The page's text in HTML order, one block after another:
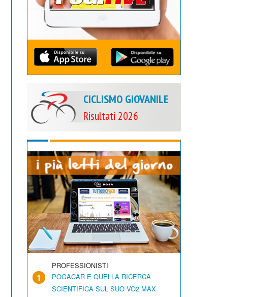
CICLISMO GIOVANILE
Risultati 2026
1
PROFESSIONISTI
POGACAR E QUELLA RICERCA
SCIENTIFICA SUL SUO VO2 MAX